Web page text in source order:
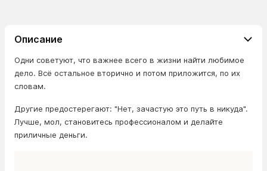
Описание
Одни советуют, что важнее всего в жизни найти любимое
дело. Всё остальное вторично и потом приложится, по их
словам.
Другие предостерегают: "Нет, зачастую это путь в никуда".
Лучше, мол, становитесь профессионалом и делайте
приличные деньги.